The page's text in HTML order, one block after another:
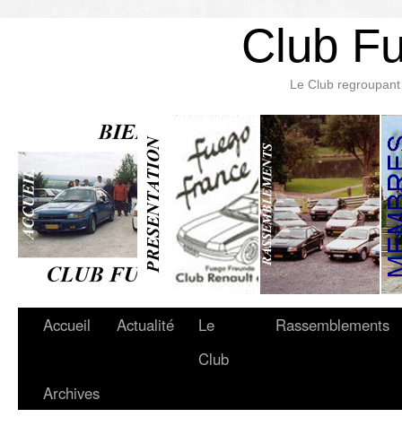
Club
Le Club
Accueil Actualité
Le
Club
Rassemblements
Archives